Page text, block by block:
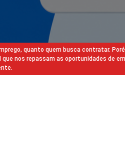
quanto quem busca contratar.
nos repassam as oportunidades de